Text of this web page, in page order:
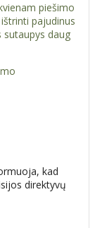
piešimo
pajudinus
sutaupys daug
kad
direktyvų